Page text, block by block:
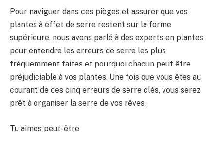
Pour naviguer dans ces pièges et assurer que vos
plantes à effet de serre restent sur la forme
supérieure, nous avons parlé à des experts en plantes
pour entendre les erreurs de serre les plus
fréquemment faites et pourquoi chacun peut être
préjudiciable à vos plantes. Une fois que vous êtes au
courant de ces cinq erreurs de serre clés, vous serez
prêt à organiser la serre de vos rêves.
Tu aimes peut-être